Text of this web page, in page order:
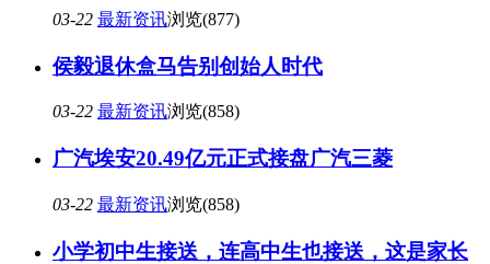
03-22 最新资讯浏览(877)
侯毅退休盒马告别创始人时代
03-22 最新资讯浏览(858)
广汽埃安20.49亿元正式接盘广汽三菱
03-22 最新资讯浏览(858)
小学初中生接送，连高中生也接送，这是家长